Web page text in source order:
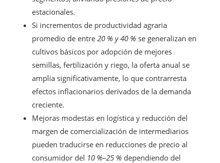
estacionales.
Si incrementos de productividad agraria
promedio de entre 20 % y 40 % se generalizan en
cultivos básicos por adopción de mejores
semillas, fertilización y riego, la oferta anual se
amplía significativamente, lo que contrarresta
efectos inflacionarios derivados de la demanda
creciente.
Mejoras modestas en logística y reducción del
margen de comercialización de intermediarios
pueden traducirse en reducciones de precio al
consumidor del 10 %–25 % dependiendo del